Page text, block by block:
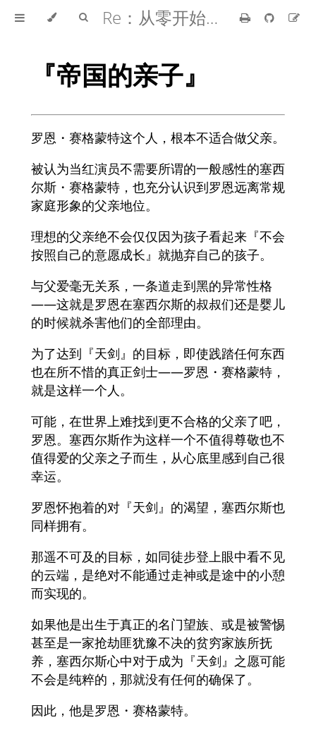
Re：从零开始的异世界生活
『帝国的亲子』
罗恩・赛格蒙特这个人，根本不适合做父亲。
被认为当红演员不需要所谓的一般感性的塞西
尔斯・赛格蒙特，也充分认识到罗恩远离常规
家庭形象的父亲地位。
理想的父亲绝不会仅仅因为孩子看起来『不会
按照自己的意愿成长』就抛弃自己的孩子。
与父爱毫无关系，一条道走到黑的异常性格
——这就是罗恩在塞西尔斯的叔叔们还是婴儿
的时候就杀害他们的全部理由。
为了达到『天剑』的目标，即使践踏任何东西
也在所不惜的真正剑士——罗恩・赛格蒙特，
就是这样一个人。
可能，在世界上难找到更不合格的父亲了吧，
罗恩。塞西尔斯作为这样一个不值得尊敬也不
值得爱的父亲之子而生，从心底里感到自己很
幸运。
罗恩怀抱着的对『天剑』的渴望，塞西尔斯也
同样拥有。
那遥不可及的目标，如同徒步登上眼中看不见
的云端，是绝对不能通过走神或是途中的小憩
而实现的。
如果他是出生于真正的名门望族、或是被警惕
甚至是一家抢劫匪犹豫不决的贫穷家族所抚
养，塞西尔斯心中对于成为『天剑』之愿可能
不会是纯粹的，那就没有任何的确保了。
因此，他是罗恩・赛格蒙特。